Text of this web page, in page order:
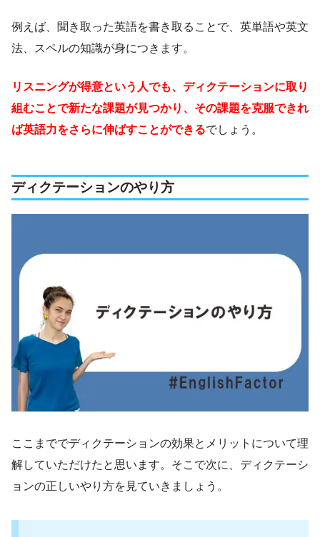
例えば、聞き取った英語を書き取ることで、英単語や英文
法、スペルの知識が身につきます。
リスニングが得意という人でも、ディクテーションに取り
組むことで新たな課題が見つかり、その課題を克服できれ
ば英語力をさらに伸ばすことができるでしょう。
ディクテーションのやり方
ここまででディクテーションの効果とメリットについて理
解していただけたと思います。そこで次に、ディクテーシ
ョンの正しいやり方を見ていきましょう。